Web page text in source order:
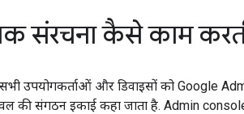
संरचना कैसे काम
उपयोगकर्ताओं और डिवाइसों को Google
की संगठन इकाई कहा जाता है. Admin